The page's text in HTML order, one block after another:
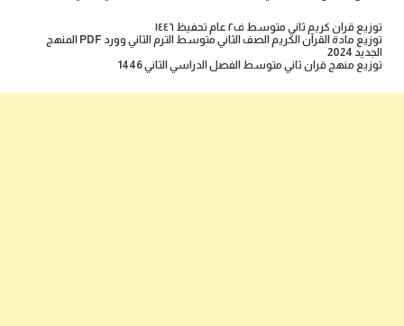
توزيع قران كريم ثاني متوسط ف٢ عام تحفيظ ١٤٤٦
توزيع مادة القرآن الكريم الصف الثاني متوسط الترم الثاني وورد PDF المنهج
الجديد 2024
توزيع منهج قران ثاني متوسط الفصل الدراسي الثاني 1446